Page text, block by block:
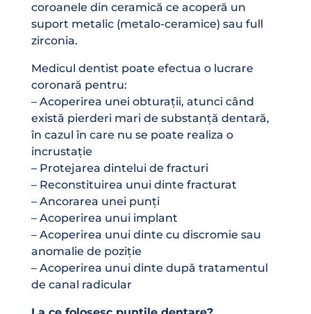
coroanele din ceramică ce acoperă un
suport metalic (metalo-ceramice) sau full
zirconia.
Medicul dentist poate efectua o lucrare
coronară pentru:
– Acoperirea unei obturații, atunci când
există pierderi mari de substanță dentară,
în cazul în care nu se poate realiza o
incrustație
– Protejarea dintelui de fracturi
– Reconstituirea unui dinte fracturat
– Ancorarea unei punți
– Acoperirea unui implant
– Acoperirea unui dinte cu discromie sau
anomalie de poziție
– Acoperirea unui dinte după tratamentul
de canal radicular